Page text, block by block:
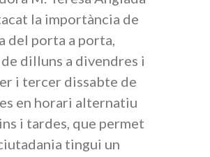
la importància de
del porta a porta,
dilluns a divendres i
i tercer dissabte de
en horari alternatiu
i tardes, que permet
tingui un